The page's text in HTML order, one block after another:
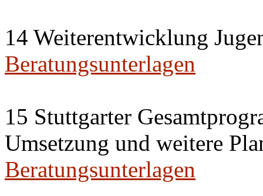
14 Weiterentwicklung
Beratungsunterlagen
15 Stuttgarter
Umsetzung und weitere
Beratungsunterlagen